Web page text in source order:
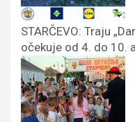
STARČEVO: Traju
očekuje od 4. do 10.